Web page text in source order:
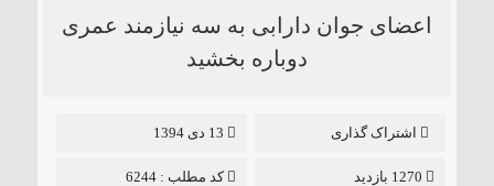
اعضای جوان دارابی به سه نیازمند عمری
دوباره بخشید
اشتراک گذاری
کد مطلب : 6244